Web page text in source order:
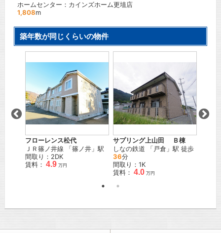
ホームセンター：カインズホーム更埴店
1,808m
築年数が同じくらいの物件
フローレンス松代
ＪＲ篠ノ井線 「篠ノ井 」駅
間取り：2DK
賃料： 4.9 万円
サプリング上山田 Ｂ棟
しなの鉄道 「戸倉 」駅 徒歩
36分
間取り：1K
賃料： 4.0 万円